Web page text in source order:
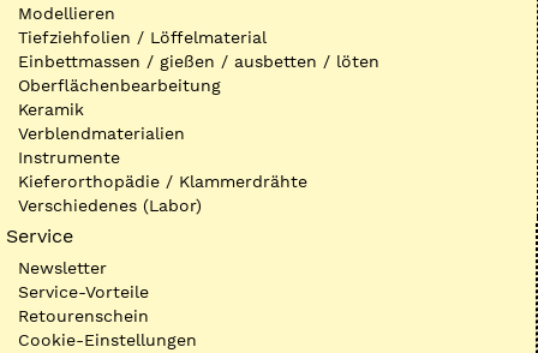
Modellieren
Tiefziehfolien / Löffelmaterial
Einbettmassen / gießen / ausbetten / löten
Oberflächenbearbeitung
Keramik
Verblendmaterialien
Instrumente
Kieferorthopädie / Klammerdrähte
Verschiedenes (Labor)
Service
Newsletter
Service-Vorteile
Retourenschein
Cookie-Einstellungen